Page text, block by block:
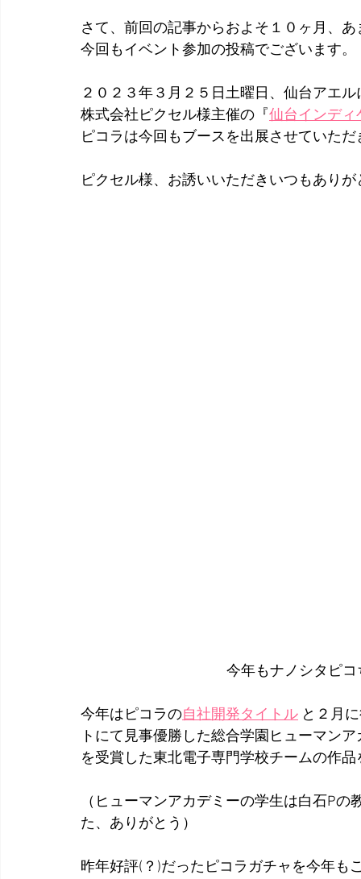
さて、前回の記事からおよそ１０ヶ月、
今回もイベント参加の投稿でございます。
２０２３年３月２５日土曜日、仙台アエル
株式会社ピクセル様主催の『仙台インディ
ピコラは今回もブースを出展させていた
ピクセル様、お誘いいただきいつもあり
今年もナノシタピ
今年はピコラの自社開発タイトル と２月
トにて見事優勝した総合学園ヒューマン
を受賞した東北電子専門学校チームの作
（ヒューマンアカデミーの学生は白石P
た、ありがとう）
昨年好評(？)だったピコラガチャを今年も